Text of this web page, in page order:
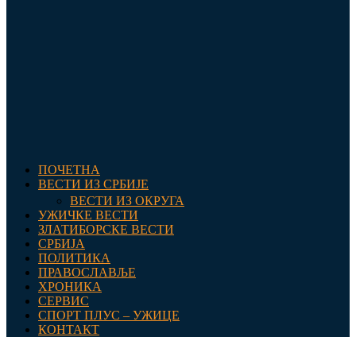
ПОЧЕТНА
ВЕСТИ ИЗ СРБИЈЕ
ВЕСТИ ИЗ ОКРУГА
УЖИЧКЕ ВЕСТИ
ЗЛАТИБОРСКЕ ВЕСТИ
СРБИЈА
ПОЛИТИКА
ПРАВОСЛАВЉЕ
ХРОНИКА
СЕРВИС
СПОРТ ПЛУС – УЖИЦЕ
КОНТАКТ